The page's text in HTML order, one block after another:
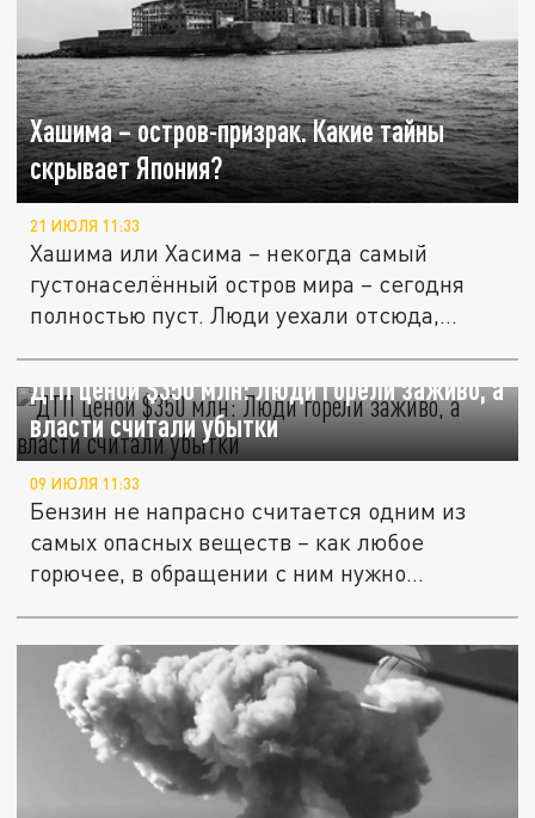
Хашима – остров-призрак. Какие тайны
скрывает Япония?
21 ИЮЛЯ 11:33
Хашима или Хасима – некогда самый
густонаселённый остров мира – сегодня
полностью пуст. Люди уехали отсюда,...
ДТП ценой $350 млн: Люди горели заживо, а
власти считали убытки
09 ИЮЛЯ 11:33
Бензин не напрасно считается одним из
самых опасных веществ – как любое
горючее, в обращении с ним нужно...